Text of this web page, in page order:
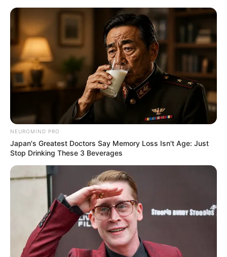
Como Fazer Almofada de Calça
Jeans para Arrasar na Decoração
almofada de calça jeansé um acessório prático
e barato que pode transformar adecoração
NEUROMIND PRO
Japan's Greatest Doctors Say Memory Loss Isn't Age: Just
Stop Drinking These 3 Beverages